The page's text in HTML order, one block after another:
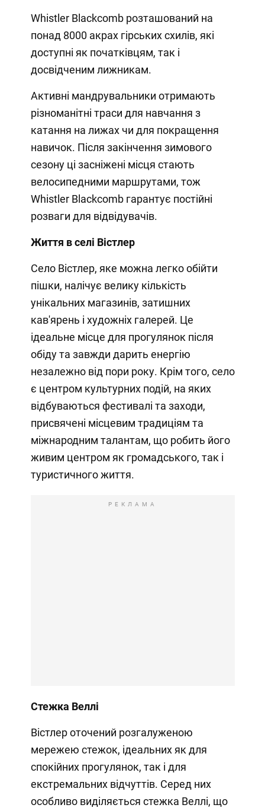
Whistler Blackcomb розташований на
понад 8000 акрах гірських схилів, які
доступні як початківцям, так і
досвідченим лижникам.
Активні мандрувальники отримають
різноманітні траси для навчання з
катання на лижах чи для покращення
навичок. Після закінчення зимового
сезону ці засніжені місця стають
велосипедними маршрутами, тож
Whistler Blackcomb гарантує постійні
розваги для відвідувачів.
Життя в селі Вістлер
Село Вістлер, яке можна легко обійти
пішки, налічує велику кількість
унікальних магазинів, затишних
кав'ярень і художніх галерей. Це
ідеальне місце для прогулянок після
обіду та завжди дарить енергію
незалежно від пори року. Крім того, село
є центром культурних подій, на яких
відбуваються фестивалі та заходи,
присвячені місцевим традиціям та
міжнародним талантам, що робить його
живим центром як громадського, так і
туристичного життя.
РЕКЛАМА
Стежка Веллі
Вістлер оточений розгалуженою
мережею стежок, ідеальних як для
спокійних прогулянок, так і для
екстремальних відчуттів. Серед них
особливо виділяється стежка Веллі, що